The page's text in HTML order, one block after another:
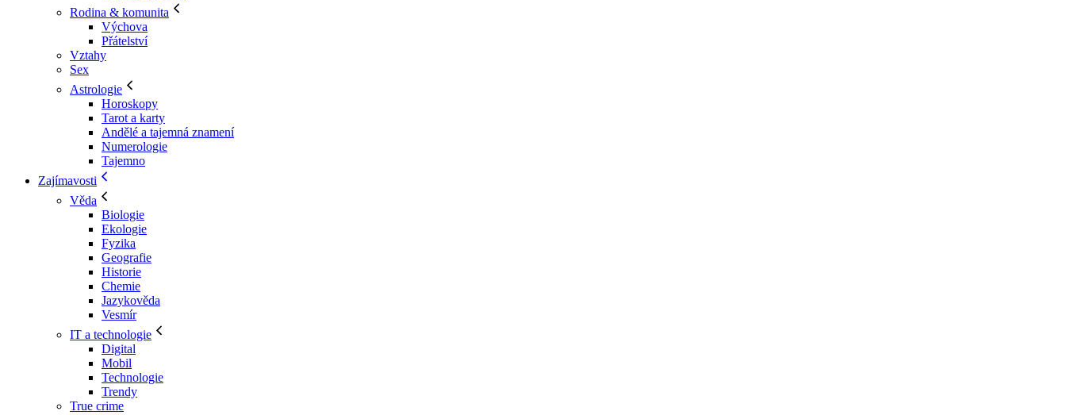
Rodina & komunita
Výchova
Přátelství
Vztahy
Sex
Astrologie
Horoskopy
Tarot a karty
Andělé a tajemná znamení
Numerologie
Tajemno
Zajímavosti
Věda
Biologie
Ekologie
Fyzika
Geografie
Historie
Chemie
Jazykověda
Vesmír
IT a technologie
Digital
Mobil
Technologie
Trendy
True crime